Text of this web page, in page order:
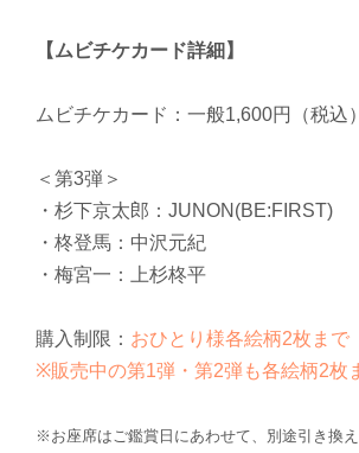
【ムビチケカード詳細】
ムビチケカード：一般1,600円（税込）
＜第3弾＞
・杉下京太郎：JUNON(BE:FIRST)
・柊登馬：中沢元紀
・梅宮一：上杉柊平
購入制限： おひとり様各絵柄2枚まで
※販売中の第1弾・第2弾も各絵柄2枚
※お座席はご鑑賞日にあわせて、別途引き換え